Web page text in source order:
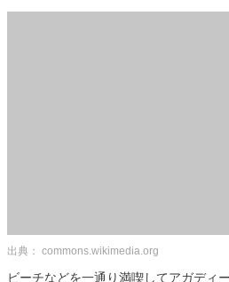
出典： commons.wikimedia.org
ビーチなどを一通り満喫してアガディ